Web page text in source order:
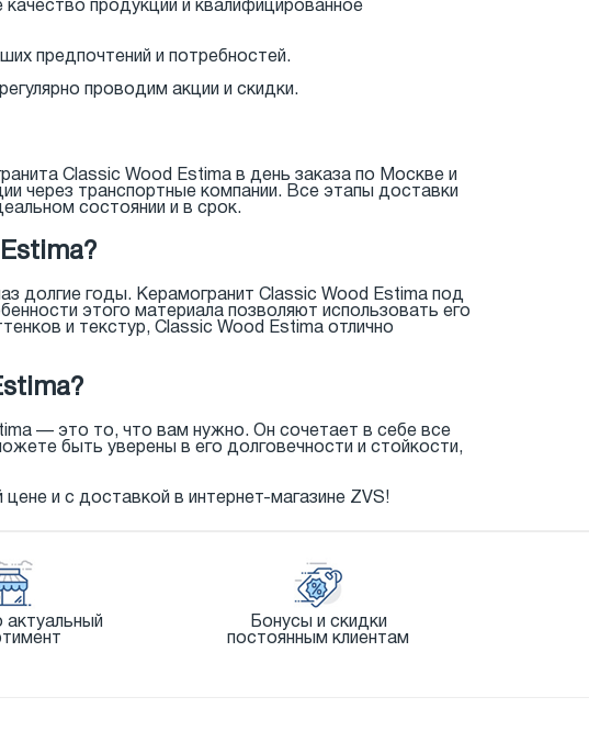
продукции и квалифицированное
предпочтений и потребностей.
проводим акции и скидки.
Classic Wood Estima в день заказа по Москве и
через транспортные компании. Все этапы доставки
состоянии и в срок.
долгие годы. Керамогранит Classic Wood Estima под
этого материала позволяют использовать его
и текстур, Classic Wood Estima отлично
— это то, что вам нужно. Он сочетает в себе все
быть уверены в его долговечности и стойкости,
и с доставкой в интернет-магазине ZVS!
актуальный
Бонусы и скидки
постоянным клиентам